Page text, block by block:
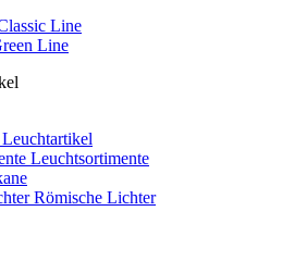
Line
Line
Leuchtartikel
Leuchtsortimente
Römische Lichter